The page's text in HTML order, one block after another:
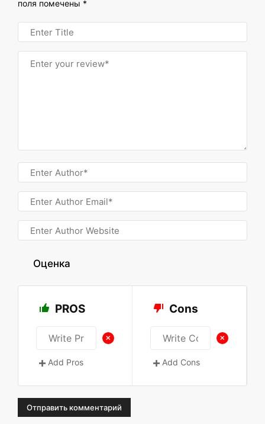
поля помечены *
Оценка
PROS
+
Add Pros
Cons
+
Add Cons